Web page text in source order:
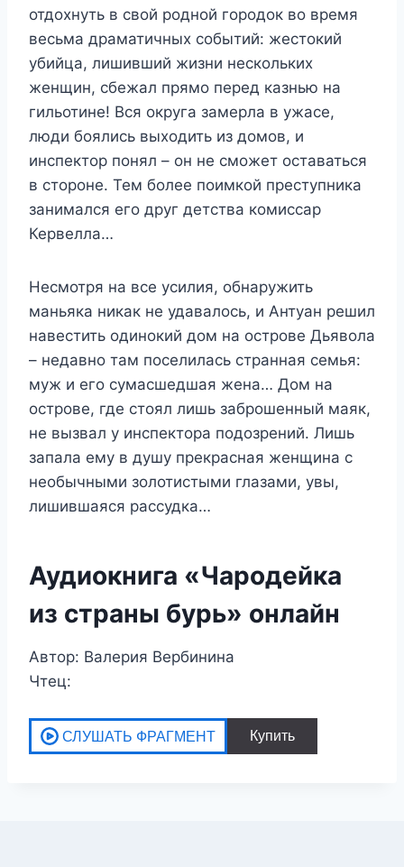
отдохнуть в свой родной городок во время
весьма драматичных событий: жестокий
убийца, лишивший жизни нескольких
женщин, сбежал прямо перед казнью на
гильотине! Вся округа замерла в ужасе,
люди боялись выходить из домов, и
инспектор понял – он не сможет оставаться
в стороне. Тем более поимкой преступника
занимался его друг детства комиссар
Кервелла…
Несмотря на все усилия, обнаружить
маньяка никак не удавалось, и Антуан решил
навестить одинокий дом на острове Дьявола
– недавно там поселилась странная семья:
муж и его сумасшедшая жена… Дом на
острове, где стоял лишь заброшенный маяк,
не вызвал у инспектора подозрений. Лишь
запала ему в душу прекрасная женщина с
необычными золотистыми глазами, увы,
лишившаяся рассудка…
Аудиокнига «Чародейка
из страны бурь» онлайн
Автор: Валерия Вербинина
Чтец: